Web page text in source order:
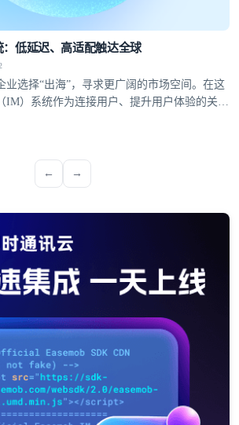
低延迟、高适配触达全球
业选择“出海”，寻求更广阔的市场空间。在这
IM）系统作为连接用户、提升用户体验的关键
←
→